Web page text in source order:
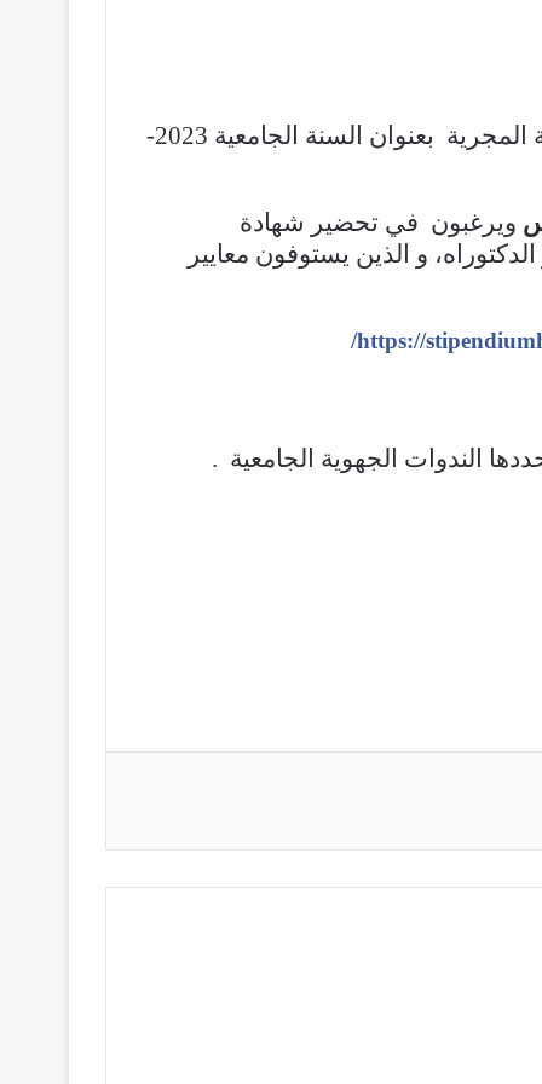
تعلن وزارة التعليم العالي و البحث علمي عن عرض منح دراسية مقدمة من طرف الحكومة المجرية بعنوان السنة الجامعية 2023-
ويرغبون في تحضير شهادة
و الذين يستوفون معايير
https://
الندوات الجهوية الجامعية .